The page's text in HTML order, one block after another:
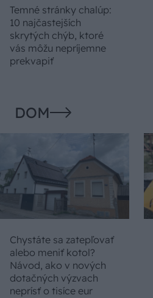
Temné stránky chalúp:
10 najčastejších
skrytých chýb, ktoré
vás môžu nepríjemne
prekvapiť
DOM
Chystáte sa zatepľovať
alebo meniť kotol?
Návod, ako v nových
dotačných výzvach
neprísť o tisíce eur